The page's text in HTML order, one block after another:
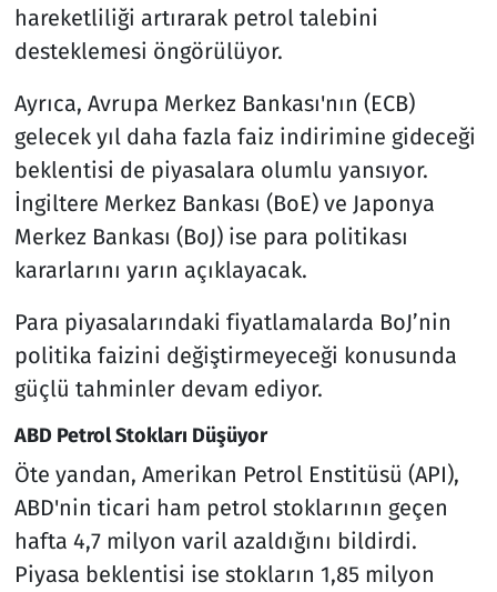
hareketliliği artırarak petrol talebini
desteklemesi öngörülüyor.
Ayrıca, Avrupa Merkez Bankası'nın (ECB)
gelecek yıl daha fazla faiz indirimine gideceği
beklentisi de piyasalara olumlu yansıyor.
İngiltere Merkez Bankası (BoE) ve Japonya
Merkez Bankası (BoJ) ise para politikası
kararlarını yarın açıklayacak.
Para piyasalarındaki fiyatlamalarda BoJ’nin
politika faizini değiştirmeyeceği konusunda
güçlü tahminler devam ediyor.
ABD Petrol Stokları Düşüyor
Öte yandan, Amerikan Petrol Enstitüsü (API),
ABD'nin ticari ham petrol stoklarının geçen
hafta 4,7 milyon varil azaldığını bildirdi.
Piyasa beklentisi ise stokların 1,85 milyon